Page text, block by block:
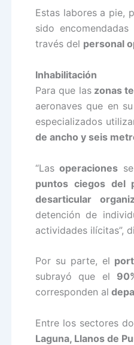
Estas labores a pie,
sido encomendadas
través del personal
Inhabilitación
Para que laszonas
aeronaves que en
especializados
de ancho y seis
“Lasoperaciones
puntos ciegos del
desarticular
detención de
actividades ilícitas”,
Por su parte, el
subrayó que el
corresponden al
Entre los sectores
Laguna, Llanos de